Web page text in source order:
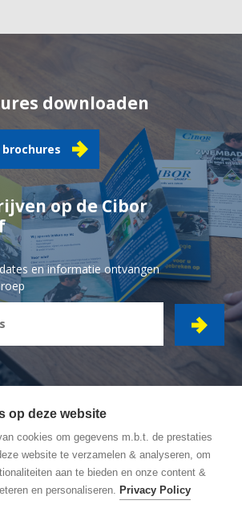
downloaden
en informatie ontvangen
- Ambachtsstraat 7 - 2450 Meerhout
Wegbeschrijving
Algemene Voorwaarden
op deze website
cookies om gegevens m.b.t. de prestaties
website te verzamelen & analyseren, om
aan te bieden en onze content &
en personaliseren. Privacy Policy